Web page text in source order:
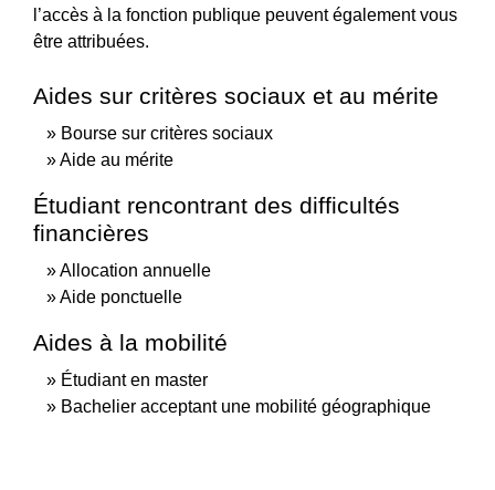
l’accès à la fonction publique peuvent également vous
être attribuées.
Aides sur critères sociaux et au mérite
Bourse sur critères sociaux
Aide au mérite
Étudiant rencontrant des difficultés
financières
Allocation annuelle
Aide ponctuelle
Aides à la mobilité
Étudiant en master
Bachelier acceptant une mobilité géographique